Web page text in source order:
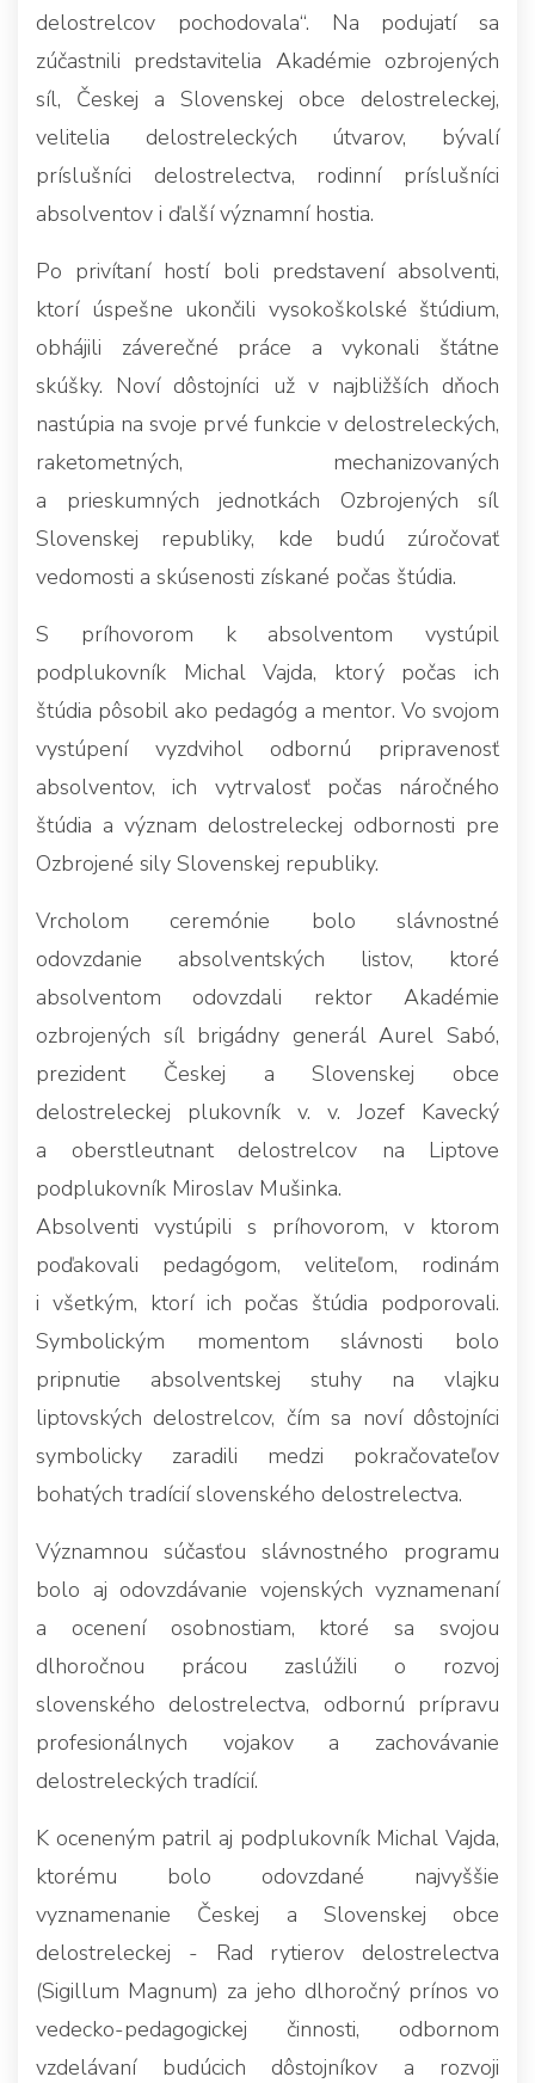
delostrelcov pochodovala“. Na podujatí sa
zúčastnili predstavitelia Akadémie ozbrojených
síl, Českej a Slovenskej obce delostreleckej,
velitelia delostreleckých útvarov, bývalí
príslušníci delostrelectva, rodinní príslušníci
absolventov i ďalší významní hostia.
Po privítaní hostí boli predstavení absolventi,
ktorí úspešne ukončili vysokoškolské štúdium,
obhájili záverečné práce a vykonali štátne
skúšky. Noví dôstojníci už v najbližších dňoch
nastúpia na svoje prvé funkcie v delostreleckých,
raketometných, mechanizovaných
a prieskumných jednotkách Ozbrojených síl
Slovenskej republiky, kde budú zúročovať
vedomosti a skúsenosti získané počas štúdia.
S príhovorom k absolventom vystúpil
podplukovník Michal Vajda, ktorý počas ich
štúdia pôsobil ako pedagóg a mentor. Vo svojom
vystúpení vyzdvihol odbornú pripravenosť
absolventov, ich vytrvalosť počas náročného
štúdia a význam delostreleckej odbornosti pre
Ozbrojené sily Slovenskej republiky.
Vrcholom ceremónie bolo slávnostné
odovzdanie absolventských listov, ktoré
absolventom odovzdali rektor Akadémie
ozbrojených síl brigádny generál Aurel Sabó,
prezident Českej a Slovenskej obce
delostreleckej plukovník v. v. Jozef Kavecký
a oberstleutnant delostrelcov na Liptove
podplukovník Miroslav Mušinka.
Absolventi vystúpili s príhovorom, v ktorom
poďakovali pedagógom, veliteľom, rodinám
i všetkým, ktorí ich počas štúdia podporovali.
Symbolickým momentom slávnosti bolo
pripnutie absolventskej stuhy na vlajku
liptovských delostrelcov, čím sa noví dôstojníci
symbolicky zaradili medzi pokračovateľov
bohatých tradícií slovenského delostrelectva.
Významnou súčasťou slávnostného programu
bolo aj odovzdávanie vojenských vyznamenaní
a ocenení osobnostiam, ktoré sa svojou
dlhoročnou prácou zaslúžili o rozvoj
slovenského delostrelectva, odbornú prípravu
profesionálnych vojakov a zachovávanie
delostreleckých tradícií.
K oceneným patril aj podplukovník Michal Vajda,
ktorému bolo odovzdané najvyššie
vyznamenanie Českej a Slovenskej obce
delostreleckej - Rad rytierov delostrelectva
(Sigillum Magnum) za jeho dlhoročný prínos vo
vedecko-pedagogickej činnosti, odbornom
vzdelávaní budúcich dôstojníkov a rozvoji